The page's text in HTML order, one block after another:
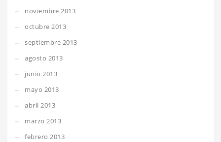
noviembre 2013
octubre 2013
septiembre 2013
agosto 2013
junio 2013
mayo 2013
abril 2013
marzo 2013
febrero 2013